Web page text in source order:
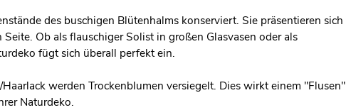
des buschigen Blütenhalms konserviert. Sie präsentieren sich
Ob als flauschiger Solist in großen Glasvasen oder als
fügt sich überall perfekt ein.
werden Trockenblumen versiegelt. Dies wirkt einem "Flusen"
Naturdeko.